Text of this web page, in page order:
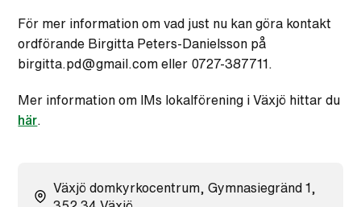
För mer information om vad just nu kan göra kontakt
ordförande Birgitta Peters-Danielsson på
birgitta.pd@gmail.com eller 0727-387711.
Mer information om IMs lokalförening i Växjö hittar du
här
Växjö domkyrkocentrum, Gymnasiegränd 1,